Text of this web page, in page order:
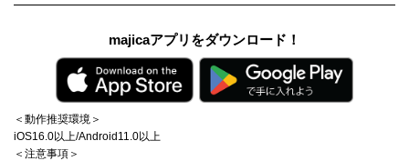
majicaアプリをダウンロード！
＜動作推奨環境＞
iOS16.0以上/Android11.0以上
＜注意事項＞